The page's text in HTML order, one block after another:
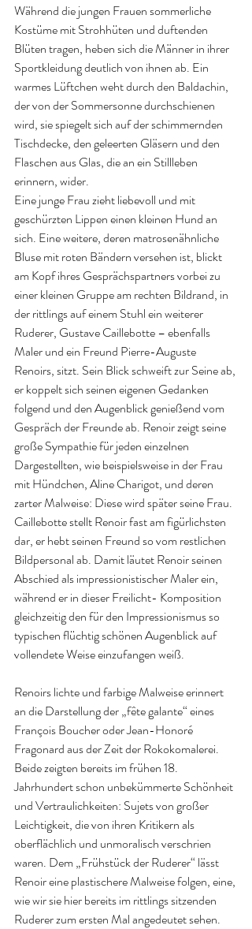
Während die jungen Frauen sommerliche
Kostüme mit Strohhüten und duftenden
Blüten tragen, heben sich die Männer in ihrer
Sportkleidung deutlich von ihnen ab. Ein
warmes Lüftchen weht durch den Baldachin,
der von der Sommersonne durchschienen
wird, sie spiegelt sich auf der schimmernden
Tischdecke, den geleerten Gläsern und den
Flaschen aus Glas, die an ein Stillleben
erinnern, wider.
Eine junge Frau zieht liebevoll und mit
geschürzten Lippen einen kleinen Hund an
sich. Eine weitere, deren matrosenähnliche
Bluse mit roten Bändern versehen ist, blickt
am Kopf ihres Gesprächspartners vorbei zu
einer kleinen Gruppe am rechten Bildrand, in
der rittlings auf einem Stuhl ein weiterer
Ruderer, Gustave Caillebotte – ebenfalls
Maler und ein Freund Pierre-Auguste
Renoirs, sitzt. Sein Blick schweift zur Seine ab,
er koppelt sich seinen eigenen Gedanken
folgend und den Augenblick genießend vom
Gespräch der Freunde ab. Renoir zeigt seine
große Sympathie für jeden einzelnen
Dargestellten, wie beispielsweise in der Frau
mit Hündchen, Aline Charigot, und deren
zarter Malweise: Diese wird später seine Frau.
Caillebotte stellt Renoir fast am figürlichsten
dar, er hebt seinen Freund so vom restlichen
Bildpersonal ab. Damit läutet Renoir seinen
Abschied als impressionistischer Maler ein,
während er in dieser Freilicht- Komposition
gleichzeitig den für den Impressionismus so
typischen flüchtig schönen Augenblick auf
vollendete Weise einzufangen weiß.
Renoirs lichte und farbige Malweise erinnert
an die Darstellung der „fête galante“ eines
François Boucher oder Jean-Honoré
Fragonard aus der Zeit der Rokokomalerei.
Beide zeigten bereits im frühen 18.
Jahrhundert schon unbekümmerte Schönheit
und Vertraulichkeiten: Sujets von großer
Leichtigkeit, die von ihren Kritikern als
oberflächlich und unmoralisch verschrien
waren. Dem „Frühstück der Ruderer“ lässt
Renoir eine plastischere Malweise folgen, eine,
wie wir sie hier bereits im rittlings sitzenden
Ruderer zum ersten Mal angedeutet sehen.